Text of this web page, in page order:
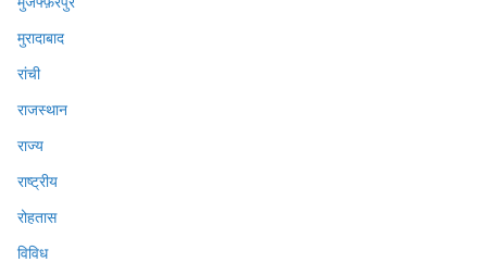
मुरादाबाद
रांची
राजस्थान
राज्य
राष्ट्रीय
रोहतास
विविध